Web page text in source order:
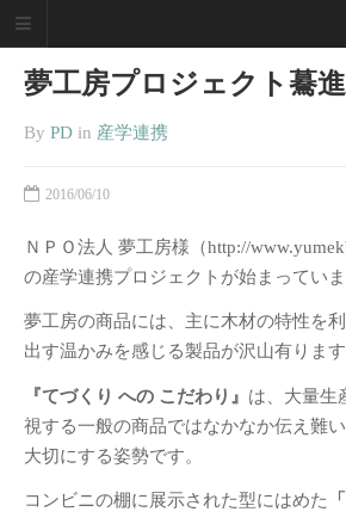
NZPD Nagoya
Zokei Life
Design
「あったらいいな」を実現し
名古屋造形大学 プロダクトデザイン
ブログ
最近の投稿
2025年度卒業制作展振り返り
2019卒業制作展／修了展振り返
り
卒展を経て
夢工房プロジェクト驀進
By PD in 産学連携
2016/06/10
ＮＰＯ法人 夢工房様（http://
の産学連携プロジェクトが始まっていま
夢工房の商品には、主に木材の特性を
出す温かみを感じる製品が沢山有ります
『てづくり への こだわり』 は、大量生
視する一般の商品ではなかなか伝え難
大切にする姿勢です。
コンビニの棚に展示された型にはめた